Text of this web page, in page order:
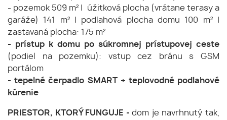
- pozemok 509 m² | úžitková plocha (vrátane terasy a
garáže) 141 m² | podlahová plocha domu 100 m² |
zastavaná plocha: 175 m²
- prístup k domu po súkromnej prístupovej ceste
(podiel na pozemku): vstup cez bránu s GSM
portálom
- tepelné čerpadlo SMART + teplovodné podlahové
kúrenie
PRIESTOR, KTORÝ FUNGUJE -dom je navrhnutý tak,